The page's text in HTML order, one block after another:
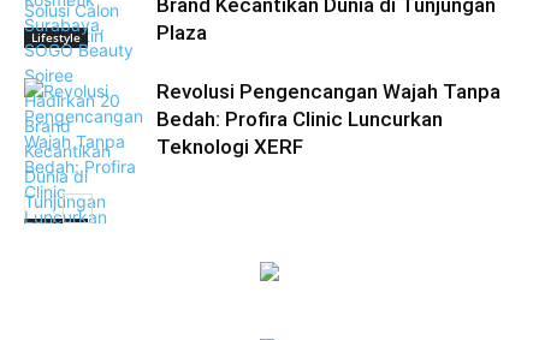
Lifestyle
Lifestyle
Brand Kecantikan Dunia di Tunjungan
Plaza
Revolusi Pengencangan Wajah Tanpa
Bedah: Profira Clinic Luncurkan
Teknologi XERF